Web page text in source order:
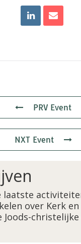
PRV Event
NXT Event
laatste
over Kerk en
Joods-